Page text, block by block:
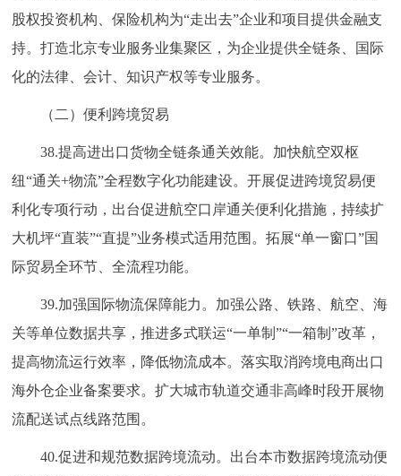
股权投资机构、保险机构为“走出去”企业和项目提供金融支
持。打造北京专业服务业集聚区，为企业提供全链条、国际
化的法律、会计、知识产权等专业服务。
（二）便利跨境贸易
38.提高进出口货物全链条通关效能。加快航空双枢
纽“通关+物流”全程数字化功能建设。开展促进跨境贸易便
利化专项行动，出台促进航空口岸通关便利化措施，持续扩
大机坪“直装”“直提”业务模式适用范围。拓展“单一窗口”国
际贸易全环节、全流程功能。
39.加强国际物流保障能力。加强公路、铁路、航空、海
关等单位数据共享，推进多式联运“一单制”“一箱制”改革，
提高物流运行效率，降低物流成本。落实取消跨境电商出口
海外仓企业备案要求。扩大城市轨道交通非高峰时段开展物
流配送试点线路范围。
40.促进和规范数据跨境流动。出台本市数据跨境流动便